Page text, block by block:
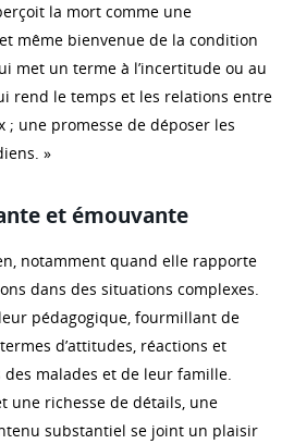
la mort comme une
même bienvenue de la condition
met un terme à l’incertitude ou au
rend le temps et les relations entre
une promesse de déposer les
»
et émouvante
notamment quand elle rapporte
dans des situations complexes.
pédagogique, fourmillant de
d’attitudes, réactions et
malades et de leur famille.
une richesse de détails, une
substantiel se joint un plaisir